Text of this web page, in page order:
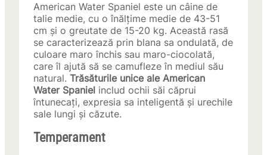
American Water Spaniel este un câine de
talie medie, cu o înălțime medie de 43-51
cm și o greutate de 15-20 kg. Această rasă
se caracterizează prin blana sa ondulată, de
culoare maro închis sau maro-ciocolată,
care îl ajută să se camufleze în mediul său
natural. Trăsăturile unice ale American
Water Spaniel includ ochii săi căprui
întunecați, expresia sa inteligentă și urechile
sale lungi și căzute.
Temperament